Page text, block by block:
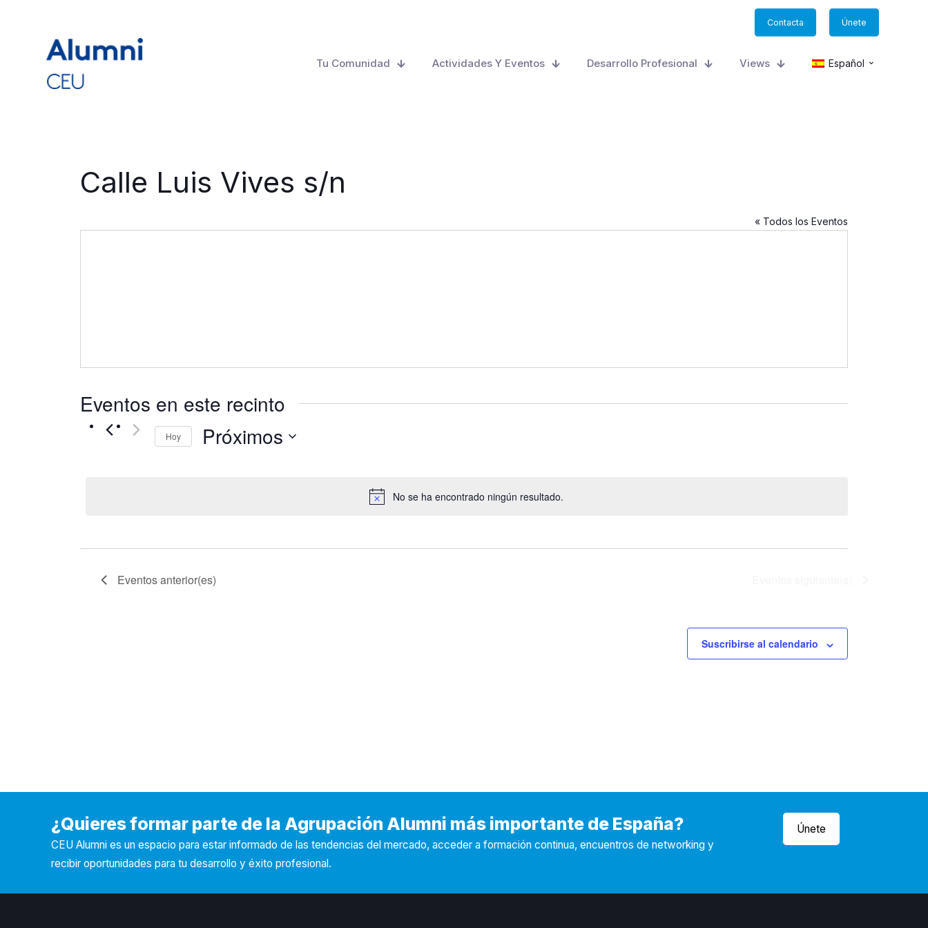
Contacta Únete
Tu Comunidad Actividades Y Eventos Desarrollo Profesional Views Español
Calle Luis Vives s/n
« Todos los Eventos
Eventos en este recinto
Aviso
No se ha encontrado ningún resultado.
Hoy Próximos
Eventosanterior(es)
Suscribirse al calendario
¿Quieres formar parte de la Agrupación Alumni más importante de España?
CEU Alumni es un espacio para estar informado de las tendencias del mercado, acceder a formación continua, encuentros de networking y
recibir oportunidades para tu desarrollo y éxito profesional.
Únete